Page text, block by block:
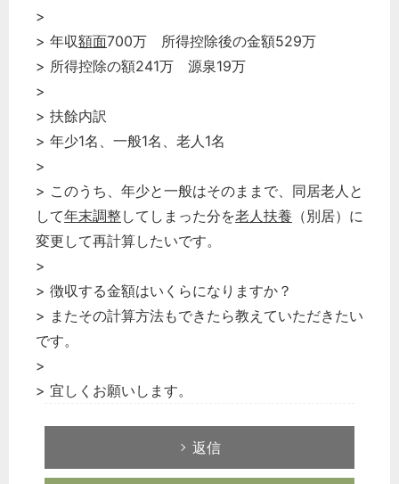
>
> 年収額面700万 所得控除後の金額529万
> 所得控除の額241万 源泉19万
>
> 扶餘内訳
> 年少1名、一般1名、老人1名
>
> このうち、年少と一般はそのままで、同居老人と
して年末調整してしまった分を老人扶養 （別居）に
変更して再計算したいです。
>
> 徴収する金額はいくらになりますか？
> またその計算方法もできたら教えていただきたい
です。
>
> 宜しくお願いします。
返信
選択してください
税務経理
企業法務
経営の知恵
秘書のノウハウ
次へ